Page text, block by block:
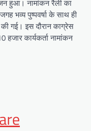
हुआ। नामांकन रैली का
भव्य पुष्पवर्षा के साथ ही
गई। इस दौरान काग्रेस
हजार कार्यकर्ता नामांकन